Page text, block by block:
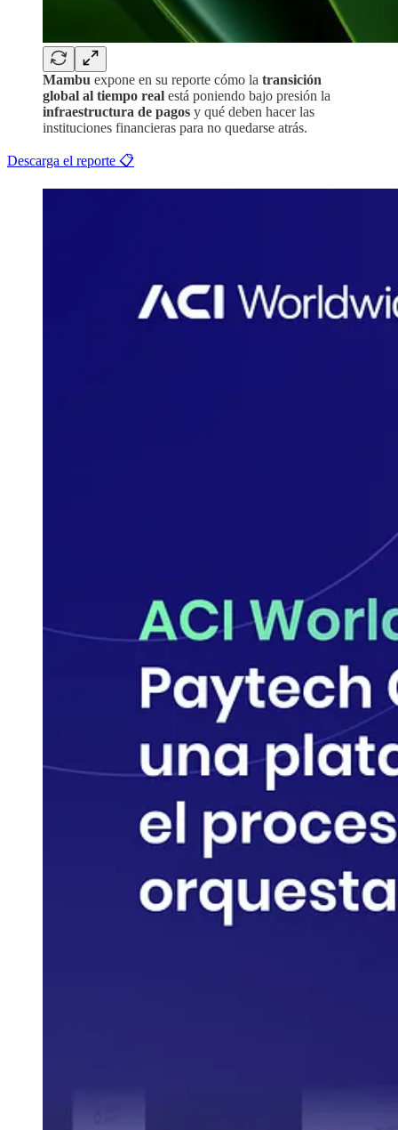
Mambu expone en su reporte cómo la transición
global al tiempo real está poniendo bajo presión la
infraestructura de pagos y qué deben hacer las
instituciones financieras para no quedarse atrás.
Descarga el reporte 📋